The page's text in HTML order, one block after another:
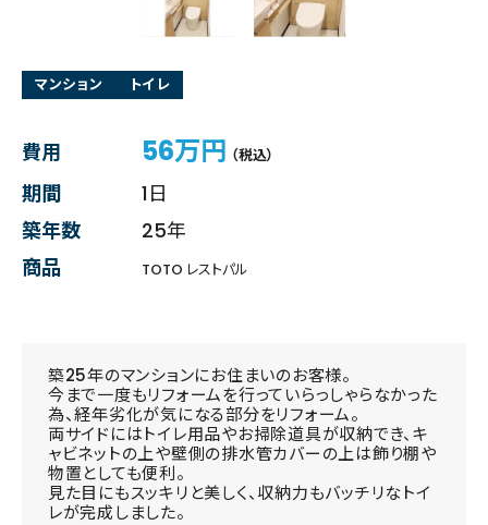
マンション トイレ
費用 56万円 （税込）
期間
1日
築年数
25年
商品
TOTO レストパル
築25年のマンションにお住まいのお客様。
今まで一度もリフォームを行っていらっしゃらなかった
為、経年劣化が気になる部分をリフォーム。
両サイドにはトイレ用品やお掃除道具が収納でき、キ
ャビネットの上や壁側の排水管カバーの上は飾り棚や
物置としても便利。
見た目にもスッキリと美しく、収納力もバッチリなトイ
レが完成しました。